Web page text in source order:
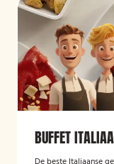
BUFFET